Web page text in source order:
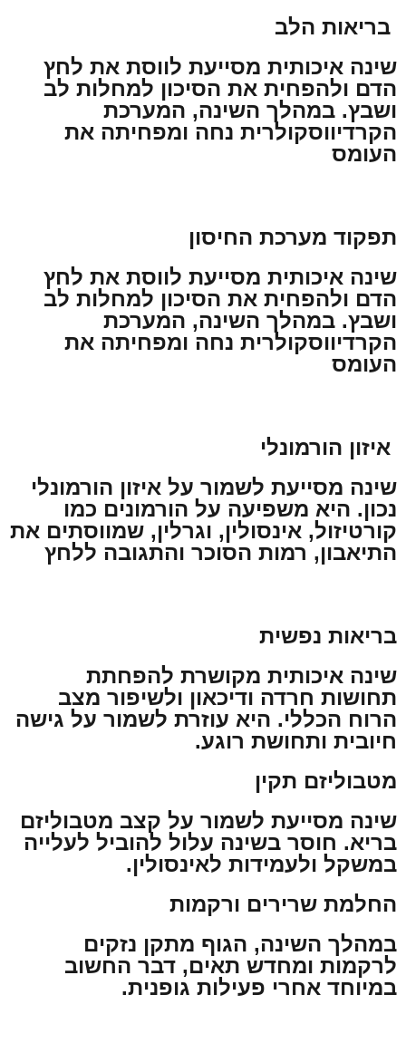
בריאות הלב
שינה איכותית מסייעת לווסת את לחץ
הדם ולהפחית את הסיכון למחלות לב
ושבץ. במהלך השינה, המערכת
הקרדיווסקולרית נחה ומפחיתה את
העומס
תפקוד מערכת החיסון
שינה איכותית מסייעת לווסת את לחץ
הדם ולהפחית את הסיכון למחלות לב
ושבץ. במהלך השינה, המערכת
הקרדיווסקולרית נחה ומפחיתה את
העומס
איזון הורמונלי
שינה מסייעת לשמור על איזון הורמונלי
נכון. היא משפיעה על הורמונים כמו
קורטיזול, אינסולין, וגרלין, שמווסתים את
התיאבון, רמות הסוכר והתגובה ללחץ
בריאות נפשית
שינה איכותית מקושרת להפחתת
תחושות חרדה ודיכאון ולשיפור מצב
הרוח הכללי. היא עוזרת לשמור על גישה
חיובית ותחושת רוגע.
מטבוליזם תקין
שינה מסייעת לשמור על קצב מטבוליזם
בריא. חוסר בשינה עלול להוביל לעלייה
במשקל ולעמידות לאינסולין.
החלמת שרירים ורקמות
במהלך השינה, הגוף מתקן נזקים
לרקמות ומחדש תאים, דבר החשוב
במיוחד אחרי פעילות גופנית.